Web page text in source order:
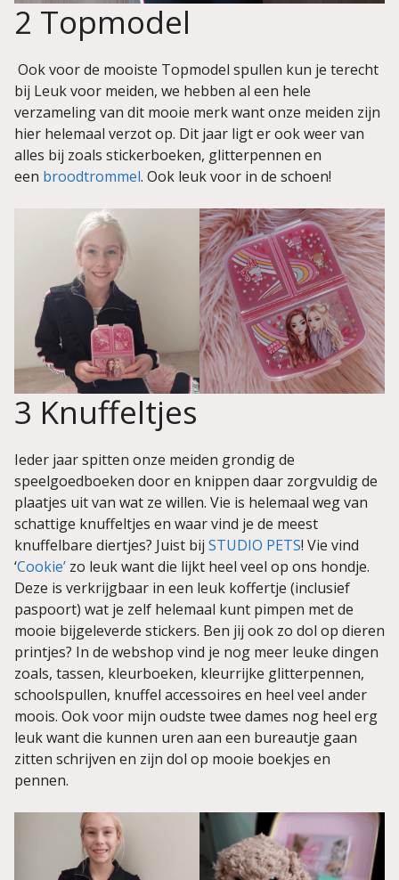
2 Topmodel
Ook voor de mooiste Topmodel spullen kun je terecht
bij Leuk voor meiden, we hebben al een hele
verzameling van dit mooie merk want onze meiden zijn
hier helemaal verzot op. Dit jaar ligt er ook weer van
alles bij zoals stickerboeken, glitterpennen en
een broodtrommel. Ook leuk voor in de schoen!
3 Knuffeltjes
Ieder jaar spitten onze meiden grondig de
speelgoedboeken door en knippen daar zorgvuldig de
plaatjes uit van wat ze willen. Vie is helemaal weg van
schattige knuffeltjes en waar vind je de meest
knuffelbare diertjes? Juist bij STUDIO PETS! Vie vind
‘Cookie’ zo leuk want die lijkt heel veel op ons hondje.
Deze is verkrijgbaar in een leuk koffertje (inclusief
paspoort) wat je zelf helemaal kunt pimpen met de
mooie bijgeleverde stickers. Ben jij ook zo dol op dieren
printjes? In de webshop vind je nog meer leuke dingen
zoals, tassen, kleurboeken, kleurrijke glitterpennen,
schoolspullen, knuffel accessoires en heel veel ander
moois. Ook voor mijn oudste twee dames nog heel erg
leuk want die kunnen uren aan een bureautje gaan
zitten schrijven en zijn dol op mooie boekjes en
pennen.